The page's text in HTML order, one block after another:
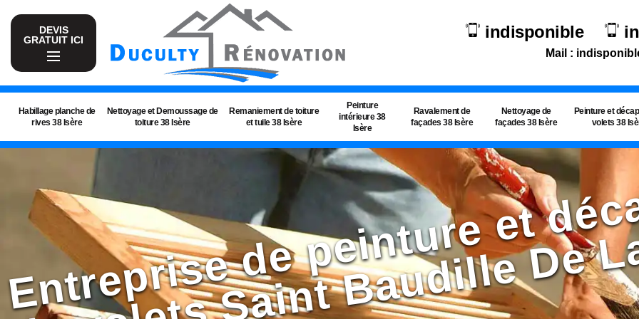
DEVIS
GRATUIT ICI
indisponible
Mail :
Habillage planche de
rives 38 Isère
Nettoyage et Demoussage de
toiture 38 Isère
Remaniement de toiture
et tuile 38 Isère
Peinture
intérieure 38
Isère
Ravalement de
façades 38 Isère
Nettoyage de
façades 38 Isère
Peinture et
volets 38